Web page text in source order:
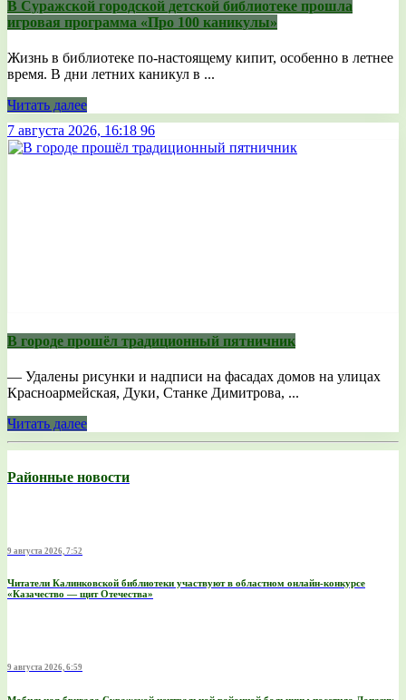
В Суражской городской детской библиотеке прошла
игровая программа «Про 100 каникулы»
Жизнь в библиотеке по-настоящему кипит, особенно в летнее
время. В дни летних каникул в ...
Читать далее
7 августа 2026, 16:18 96
В городе прошёл традиционный пятничник
— Удалены рисунки и надписи на фасадах домов на улицах
Красноармейская, Дуки, Станке Димитрова, ...
Читать далее
Районные новости
9 августа 2026, 7:52
Читатели Калинковской библиотеки участвуют в областном онлайн-конкурсе
«Казачество — щит Отечества»
9 августа 2026, 6:59